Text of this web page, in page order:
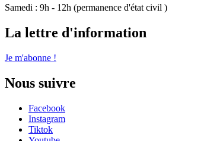
Samedi : 9h - 12h (permanence d'état civil )
La lettre d'information
Je m'abonne !
Nous suivre
Facebook
Instagram
Tiktok